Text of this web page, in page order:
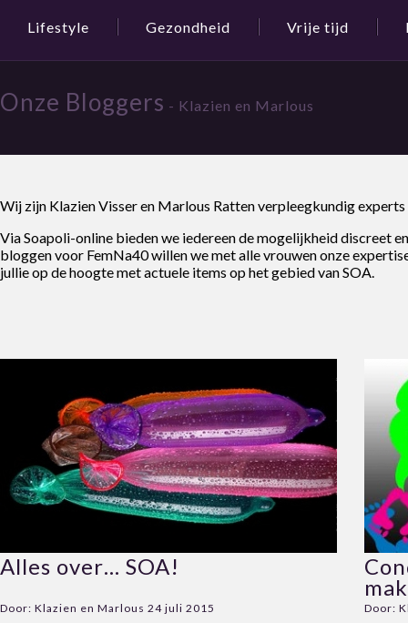
Lifestyle Gezondheid Vrije tijd
Onze Bloggers - Klazien en Marlous
Wij zijn Klazien Visser en Marlous Ratten verpleegkundig
Via Soapoli-online bieden we iedereen de mogelijkheid discreet
bloggen voor FemNa40 willen we met alle vrouwen onze
jullie op de hoogte met actuele items op het gebied van SOA.
Alles over… SOA!
Door: Klazien en Marlous 24 juli 2015 Door: